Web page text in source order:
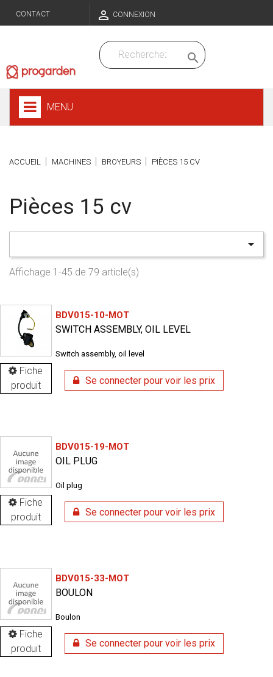
CONTACT  CONNEXION

MENU
ACCUEIL MACHINES BROYEURS PIÈCES 15 CV
Pièces 15 cv

Affichage 1-45 de 79 article(s)
Fiche
produit
BDV015-10-MOT
SWITCH ASSEMBLY, OIL LEVEL
Switch assembly, oil level
Se connecter pour voir les prix
Fiche
produit
BDV015-19-MOT
OIL PLUG
Oil plug
Se connecter pour voir les prix
Fiche
produit
BDV015-33-MOT
BOULON
Boulon
Se connecter pour voir les prix